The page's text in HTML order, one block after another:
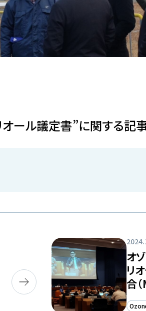
オール議定書”に関する記
オ
リ
合